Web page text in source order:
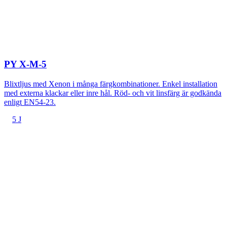
PY X-M-5
Blixtljus med Xenon i många färgkombinationer. Enkel installation
med externa klackar eller inre hål. Röd- och vit linsfärg är godkända
enligt EN54-23.
5 J